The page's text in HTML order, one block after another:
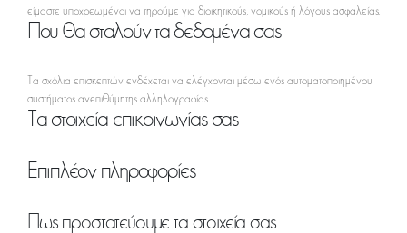
είμαστε υποχρεωμένοι να τηρούμε για διοικητικούς, νομικούς ή λόγους ασφαλείας.
Που θα σταλούν τα δεδομένα σας
Τα σχόλια επισκεπτών ενδέχεται να ελέγχονται μέσω ενός αυτοματοποιημένου
συστήματος ανεπιθύμητης αλληλογραφίας.
Τα στοιχεία επικοινωνίας σας
Επιπλέον πληροφορίες
Πως προστατεύουμε τα στοιχεία σας